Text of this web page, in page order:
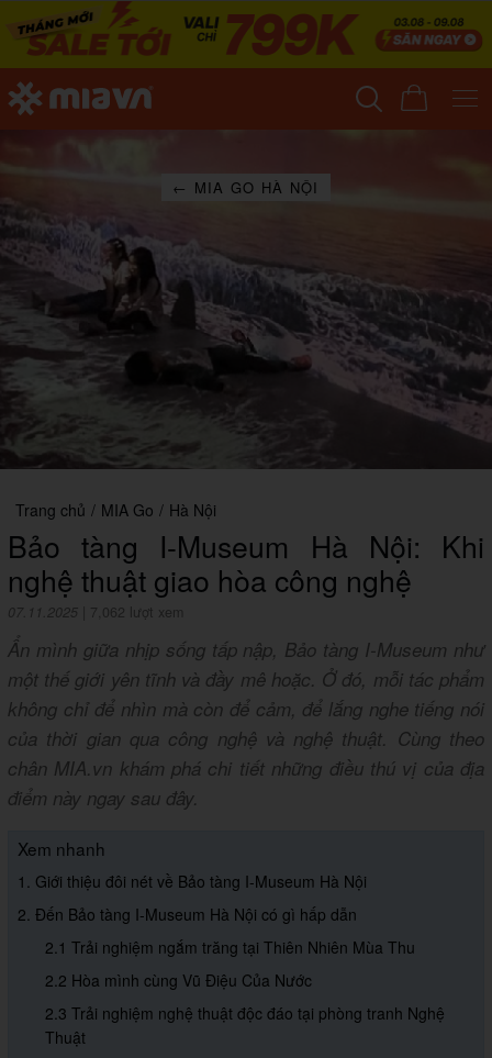
← MIA GO HÀ NỘI
Trang chủ / MIA Go / Hà Nội
Bảo tàng I-Museum Hà Nội: Khi
nghệ thuật giao hòa công nghệ
07.11.2025 7,062 lượt xem
Ẩn mình giữa nhịp sống tấp nập, Bảo tàng I-Museum như
một thế giới yên tĩnh và đầy mê hoặc. Ở đó, mỗi tác phẩm
không chỉ để nhìn mà còn để cảm, để lắng nghe tiếng nói
của thời gian qua công nghệ và nghệ thuật. Cùng theo
chân MIA.vn khám phá chi tiết những điều thú vị của địa
điểm này ngay sau đây.
Xem nhanh
1. Giới thiệu đôi nét về Bảo tàng I-Museum Hà Nội
2. Đến Bảo tàng I-Museum Hà Nội có gì hấp dẫn
2.1 Trải nghiệm ngắm trăng tại Thiên Nhiên Mùa Thu
2.2 Hòa mình cùng Vũ Điệu Của Nước
2.3 Trải nghiệm nghệ thuật độc đáo tại phòng tranh Nghệ
Thuật